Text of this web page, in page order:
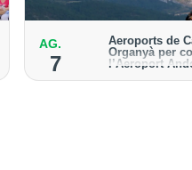
AG.
7
Aeroports de
Organyà per
l’Aeroport
El dispositiu